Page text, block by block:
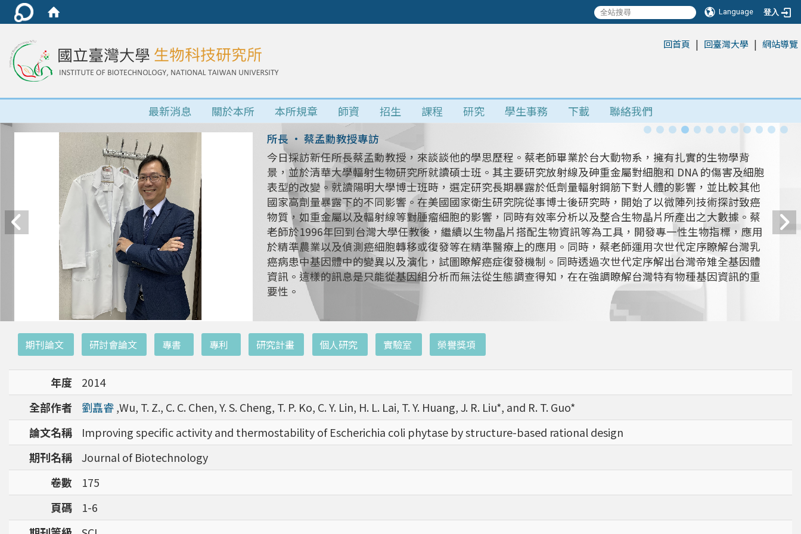
Language 登入
回首頁 | 回臺灣大學 | 網站導覽
最新消息 關於本所 本所規章 師資 招生 課程 研究 學生事務 下載 聯絡我們
所長 • 蔡孟勳教授專訪
今日採訪新任所長蔡孟勳教授，來談談他的學思歷程。蔡老師畢業於台大動物系，擁有扎實的生物學背
景，並於清華大學輻射生物研究所就讀碩士班。其主要研究放射線及砷重金屬對細胞和 DNA 的傷害及細胞
表型的改變。就讀陽明大學博士班時，選定研究長期暴露於低劑量輻射鋼筋下對人體的影響，並比較其他
國家高劑量暴露下的不同影響。在美國國家衛生研究院從事博士後研究時，開始了以微陣列技術探討致癌
物質，如重金屬以及輻射線等對腫瘤細胞的影響，同時有效率分析以及整合生物晶片所產出之大數據。蔡
老師於1996年回到台灣大學任教後，繼續以生物晶片搭配生物資訊等為工具，開發專一性生物指標，應用
於精準農業以及偵測癌細胞轉移或復發等在精準醫療上的應用。同時，蔡老師運用次世代定序瞭解台灣乳
癌病患中基因體中的變異以及演化，試圖瞭解癌症復發機制。同時透過次世代定序解出台灣帝雉全基因體
資訊。這樣的訊息是只能從基因組分析而無法從生態調查得知，在在強調瞭解台灣特有物種基因資訊的重
要性。
期刊論文 研討會論文 專書 專利 研究計畫 個人研究 實驗室 榮譽獎項
年度
2014
全部作者
劉嚞睿,Wu, T. Z., C. C. Chen, Y. S. Cheng, T. P. Ko, C. Y. Lin, H. L. Lai, T. Y. Huang, J. R. Liu*, and R. T. Guo*
論文名稱
Improving specific activity and thermostability of Escherichia coli phytase by structure-based rational design
期刊名稱
Journal of Biotechnology
卷數
175
頁碼
1-6